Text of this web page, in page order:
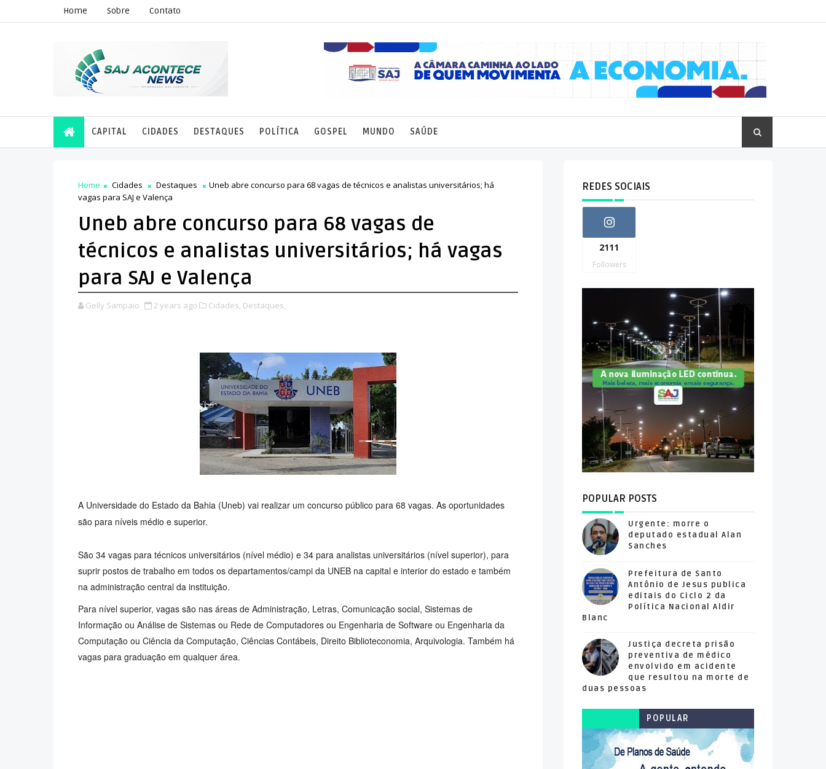
Home Sobre Contato
CAPITAL CIDADES DESTAQUES POLÍTICA GOSPEL MUNDO SAÚDE
Home Cidades Destaques
Uneb abre concurso para 68 vagas de técnicos e analistas universitários; há
vagas para SAJ e Valença
Uneb abre concurso para 68 vagas de
técnicos e analistas universitários; há vagas
para SAJ e Valença
Gelly Sampaio 2 years ago Cidades, Destaques,
A Universidade do Estado da Bahia (Uneb) vai realizar um concurso público para 68 vagas. As oportunidades
são para níveis médio e superior.
São 34 vagas para técnicos universitários (nível médio) e 34 para analistas universitários (nível superior), para
suprir postos de trabalho em todos os departamentos/campi da UNEB na capital e interior do estado e também
na administração central da instituição.
Para nível superior, vagas são nas áreas de Administração, Letras, Comunicação social, Sistemas de
Informação ou Análise de Sistemas ou Rede de Computadores ou Engenharia de Software ou Engenharia da
Computação ou Ciência da Computação, Ciências Contábeis, Direito Biblioteconomia, Arquivologia. Também há
vagas para graduação em qualquer área.
REDES SOCIAIS
2111
Followers
POPULAR POSTS
Urgente: morre o
deputado estadual Alan
Sanches
Prefeitura de Santo
Antônio de Jesus publica
editais do Ciclo 2 da
Política Nacional Aldir
Blanc
Justiça decreta prisão
preventiva de médico
envolvido em acidente
que resultou na morte de
duas pessoas
POPULAR